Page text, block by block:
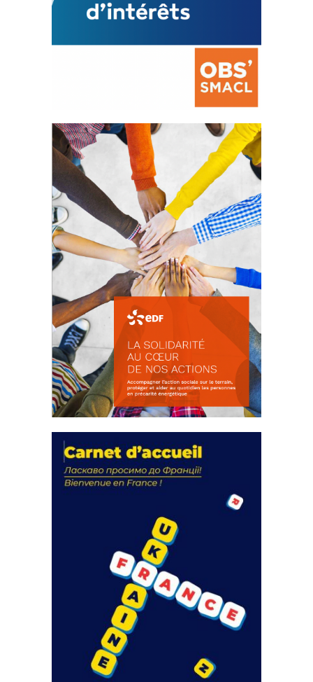
La prévention des conflits
d’intérêts
18 septembre 2023
FEUILLETER
actions
18 septembre 2023
FEUILLETER